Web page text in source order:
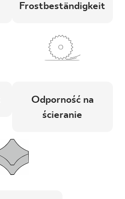
Frostbeständigkeit
Odporność na
ścieranie